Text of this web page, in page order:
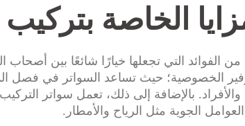
الخاصة
الفوائد التي تجعلها خيارًا شائعًا بين أصحاب
الخصوصية؛ حيث تساعد السواتر في فصل
والأفراد. بالإضافة إلى ذلك، تعمل سواتر
الجوية مثل الرياح والأمطار.